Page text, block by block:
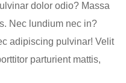
dolor odio? Massa
Nec lundium nec in?
adipiscing pulvinar! Velit
parturient mattis,